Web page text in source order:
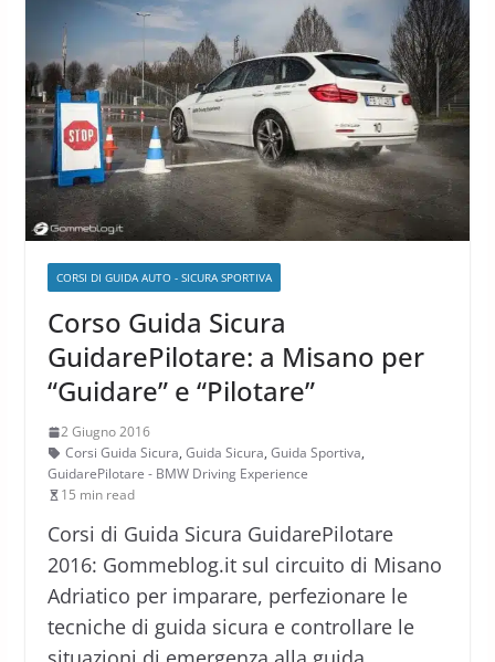
CORSI DI GUIDA AUTO - SICURA SPORTIVA
Corso Guida Sicura
GuidarePilotare: a Misano per
“Guidare” e “Pilotare”
2 Giugno 2016
Corsi Guida Sicura, Guida Sicura, Guida Sportiva,
GuidarePilotare - BMW Driving Experience
15 min read
Corsi di Guida Sicura GuidarePilotare
2016: Gommeblog.it sul circuito di Misano
Adriatico per imparare, perfezionare le
tecniche di guida sicura e controllare le